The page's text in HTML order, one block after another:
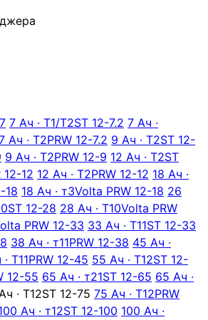
7 Ач · T1/T2ST 12-7.2 7 Ач ·
Ач · T2PRW 12-7.2 9 Ач · T2ST 12-
9 Ач · T2PRW 12-9 12 Ач · T2ST
12-12 12 Ач · T2PRW 12-12 18 Ач ·
18 18 Ач · т3Volta PRW 12-18 26
ST 12-28 28 Ач · T10Volta PRW
PRW 12-33 33 Ач · T11ST 12-33
38 Ач · т11PRW 12-38 45 Ач ·
T11PRW 12-45 55 Ач · T12ST 12-
12-55 65 Ач · т21ST 12-65 65 Ач ·
· T12ST 12-75 75 Ач · T12PRW
Ач · т12ST 12-100 100 Ач ·